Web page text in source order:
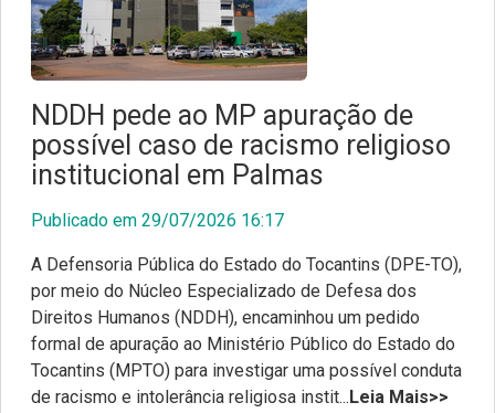
NDDH pede ao MP apuração de
possível caso de racismo religioso
institucional em Palmas
Publicado em 29/07/2026 16:17
A Defensoria Pública do Estado do Tocantins (DPE-TO),
por meio do Núcleo Especializado de Defesa dos
Direitos Humanos (NDDH), encaminhou um pedido
formal de apuração ao Ministério Público do Estado do
Tocantins (MPTO) para investigar uma possível conduta
de racismo e intolerância religiosa instit...Leia Mais>>